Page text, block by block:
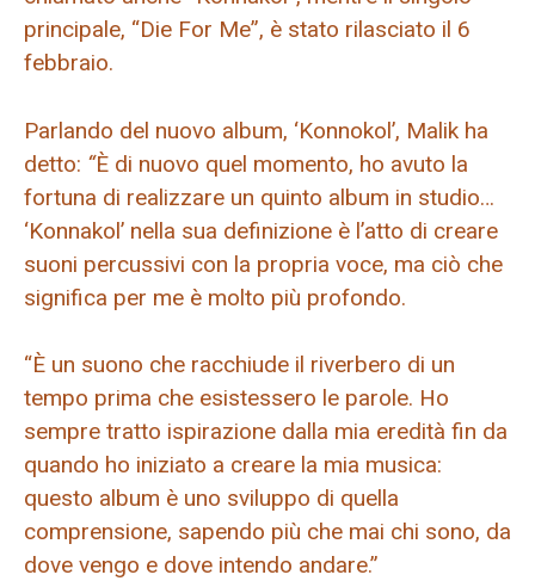
principale, “Die For Me”, è stato rilasciato il 6
febbraio.
Parlando del nuovo album, ‘Konnokol’, Malik ha
detto: “È di nuovo quel momento, ho avuto la
fortuna di realizzare un quinto album in studio…
‘Konnakol’ nella sua definizione è l’atto di creare
suoni percussivi con la propria voce, ma ciò che
significa per me è molto più profondo.
“È un suono che racchiude il riverbero di un
tempo prima che esistessero le parole. Ho
sempre tratto ispirazione dalla mia eredità fin da
quando ho iniziato a creare la mia musica:
questo album è uno sviluppo di quella
comprensione, sapendo più che mai chi sono, da
dove vengo e dove intendo andare.”